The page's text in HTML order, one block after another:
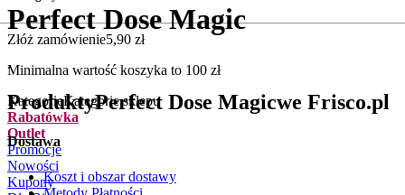
Złóż zamówienie5,90 zł
Minimalna wartość koszyka to 100 zł
KategorieKategorie sklepu
Rabatówka
Outlet
Promocje
Nowości
Kupony
Perfect Dose Magic
.
ProduktyPerfect Dose Magicwe Frisco.pl
Dostawa
Koszt i obszar dostawy